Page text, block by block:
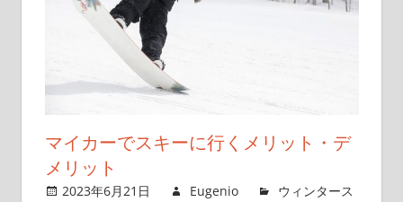
マイカーでスキーに行くメリット・デ
メリット
2023年6月21日 Eugenio
ウィンタース